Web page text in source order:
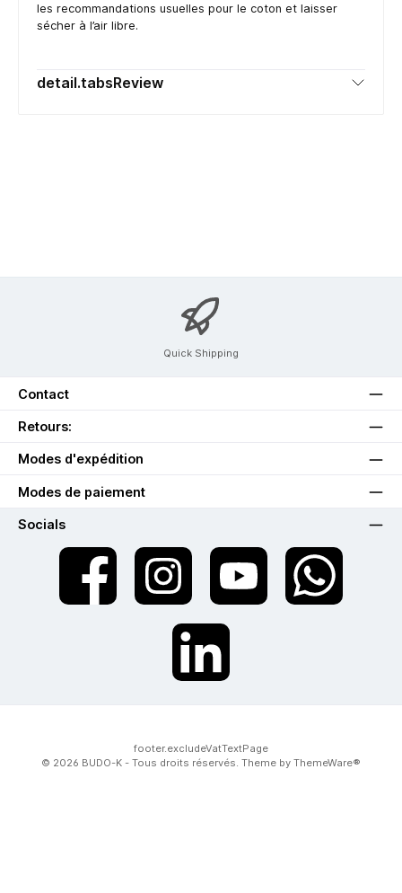
les recommandations usuelles pour le coton et laisser
sécher à l’air libre.
detail.tabsReview
Quick Shipping
Contact
Retours:
Modes d'expédition
Modes de paiement
Socials
twt.widget.communities.facebook.name
twt.widget.communities.instagram.name
twt.widget.communities.linkedin.name
footer.excludeVatTextPage
© 2026 BUDO-K - Tous droits réservés. Theme by ThemeWare®